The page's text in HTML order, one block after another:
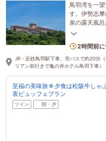
鳥羽湾を一
す。伊勢志
泉の露天風
天風呂付き
4名がこ
2時間前
JR・近鉄鳥羽駅下車、市バスで約20分
リアン前行きで亀の井ホテル鳥羽下車）
至福の美味旅☆夕食は松阪牛しゃ
衷ビュッフェプラン
ツイン 朝・夕